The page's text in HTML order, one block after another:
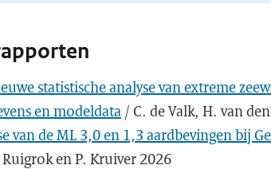
statistische analyse van extreme
en modeldata / C. de Valk, H. van
van de ML 3,0 en 1,3 aardbevingen bij
en P. Kruiver 2026